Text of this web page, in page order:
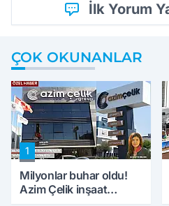
İlk Yorum
ÇOK OKUNANLAR
1
Milyonlar buhar oldu!
Azim Çelik inşaat